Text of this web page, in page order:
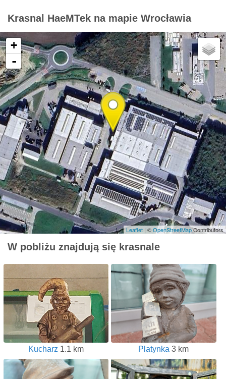
Krasnal HaeMTek na mapie Wrocławia
+
-
Leaflet | ©OpenStreetMapContributors
W pobliżu znajdują się krasnale
Kucharz 1.1 km Platynka 3 km